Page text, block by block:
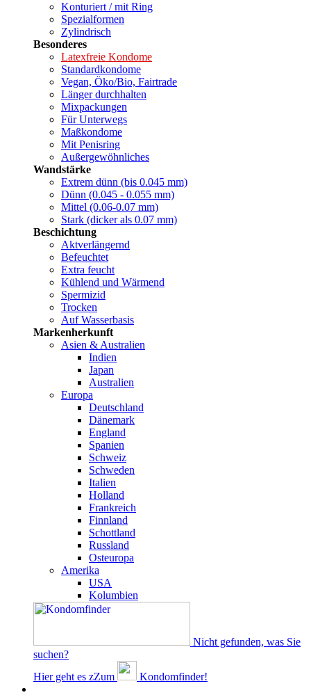
Konturiert / mit Ring
Spezialformen
Zylindrisch
Besonderes
Latexfreie Kondome
Standardkondome
Vegan, Öko/Bio, Fairtrade
Länger durchhalten
Mixpackungen
Für Unterwegs
Maßkondome
Mit Penisring
Außergewöhnliches
Wandstärke
Extrem dünn (bis 0.045 mm)
Dünn (0.045 - 0.055 mm)
Mittel (0.06-0.07 mm)
Stark (dicker als 0.07 mm)
Beschichtung
Aktverlängernd
Befeuchtet
Extra feucht
Kühlend und Wärmend
Spermizid
Trocken
Auf Wasserbasis
Markenherkunft
Asien & Australien
Indien
Japan
Australien
Europa
Deutschland
Dänemark
England
Spanien
Schweiz
Schweden
Italien
Holland
Frankreich
Finnland
Schottland
Russland
Osteuropa
Amerika
USA
Kolumbien
Nicht gefunden, was Sie
suchen?
Hier geht es zZum
Kondomfinder!